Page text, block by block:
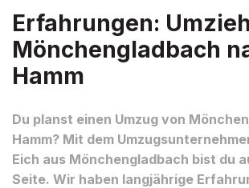
Erfahrungen:
Mönchengladbach
Hamm
Du planst einen Umzug von
Hamm? Mit dem
Eich aus Mönchengladbach bist du
Seite. Wir haben langjährige